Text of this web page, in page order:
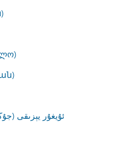
ئۇيغۇر يېزىقى